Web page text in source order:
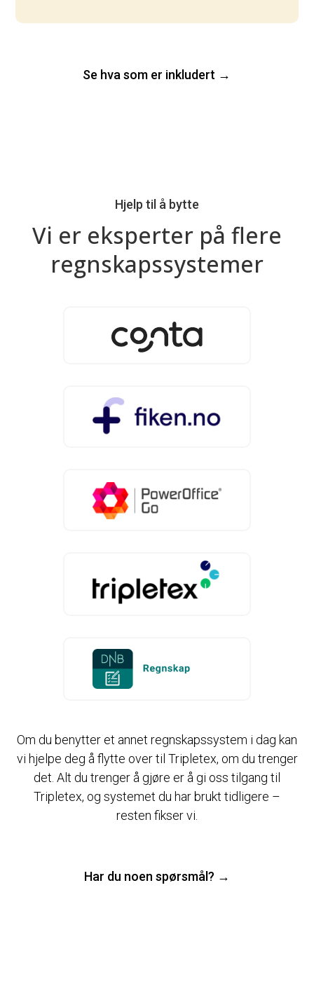
Se hva som er inkludert →
Hjelp til å bytte
Vi er eksperter på flere
regnskapssystemer
Om du benytter et annet regnskapssystem i dag kan
vi hjelpe deg å flytte over til Tripletex, om du trenger
det. Alt du trenger å gjøre er å gi oss tilgang til
Tripletex, og systemet du har brukt tidligere –
resten fikser vi.
Har du noen spørsmål? →